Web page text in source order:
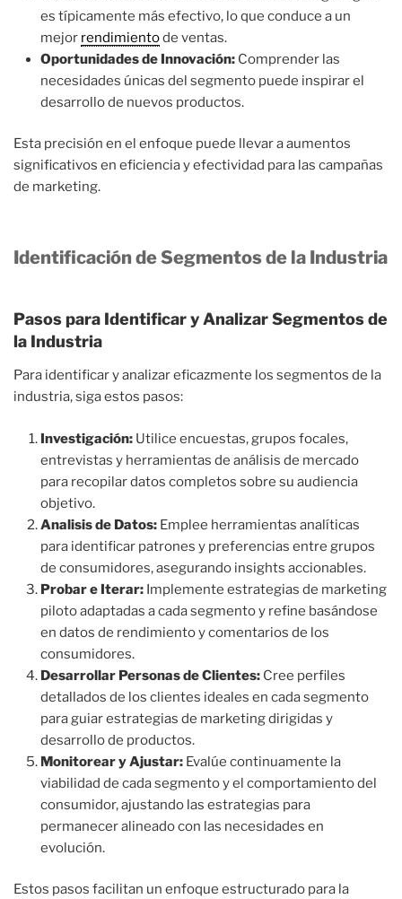
es típicamente más efectivo, lo que conduce a un
mejor rendimientode ventas.
Oportunidades de Innovación: Comprender las
necesidades únicas del segmento puede inspirar el
desarrollo de nuevos productos.
Esta precisión en el enfoque puede llevar a aumentos
significativos en eficiencia y efectividad para las campañas
de marketing.
Identificación de Segmentos de la Industria
Pasos para Identificar y Analizar Segmentos de
la Industria
Para identificar y analizar eficazmente los segmentos de la
industria, siga estos pasos:
Investigación: Utilice encuestas, grupos focales,
entrevistas y herramientas de análisis de mercado
para recopilar datos completos sobre su audiencia
objetivo.
Analisis de Datos: Emplee herramientas analíticas
para identificar patrones y preferencias entre grupos
de consumidores, asegurando insights accionables.
Probar e Iterar: Implemente estrategias de marketing
piloto adaptadas a cada segmento y refine basándose
en datos de rendimiento y comentarios de los
consumidores.
Desarrollar Personas de Clientes: Cree perfiles
detallados de los clientes ideales en cada segmento
para guiar estrategias de marketing dirigidas y
desarrollo de productos.
Monitorear y Ajustar: Evalúe continuamente la
viabilidad de cada segmento y el comportamiento del
consumidor, ajustando las estrategias para
permanecer alineado con las necesidades en
evolución.
Estos pasos facilitan un enfoque estructurado para la